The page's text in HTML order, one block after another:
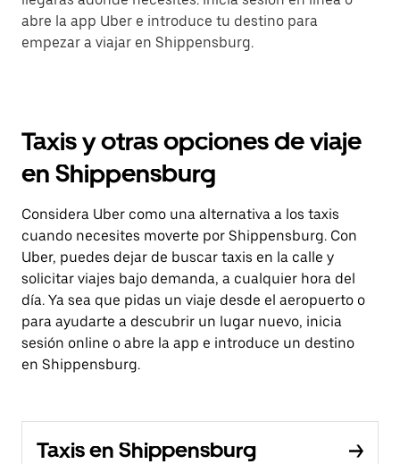
abre la app Uber e introduce tu destino para
empezar a viajar en Shippensburg.
Taxis y otras opciones de viaje
en Shippensburg
Considera Uber como una alternativa a los taxis
cuando necesites moverte por Shippensburg. Con
Uber, puedes dejar de buscar taxis en la calle y
solicitar viajes bajo demanda, a cualquier hora del
día. Ya sea que pidas un viaje desde el aeropuerto o
para ayudarte a descubrir un lugar nuevo, inicia
sesión online o abre la app e introduce un destino
en Shippensburg.
Taxis en Shippensburg